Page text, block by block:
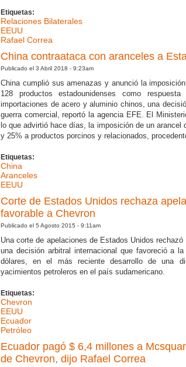
Etiquetas:
Relaciones Bilaterales
EEUU
Rafael Correa
China contraataca con aranceles a
Publicado el 3 Abril 2018 - 9:23am
China cumplió sus amenazas y anunció la
128 productos estadounidenses como
importaciones de acero y aluminio chinos, una
guerra comercial, reportó la agencia EFE. El
lo que advirtió hace días, la imposición de un
y 25% a productos porcinos y relacionados,
Etiquetas:
China
Aranceles
EEUU
Corte de Estados Unidos rechaza
favorable a Chevron
Publicado el 5 Agosto 2015 - 9:11am
Una corte de apelaciones de Estados Unidos
una decisión arbitral internacional que favoreció a
dólares, en el más reciente desarrollo de una
yacimientos petroleros en el país sudamericano.
Etiquetas:
Chevron
EEUU
Ecuador
Petróleo
Ecuador pagó $ 6,4 millones a
de Chevron, dijo Rafael Correa